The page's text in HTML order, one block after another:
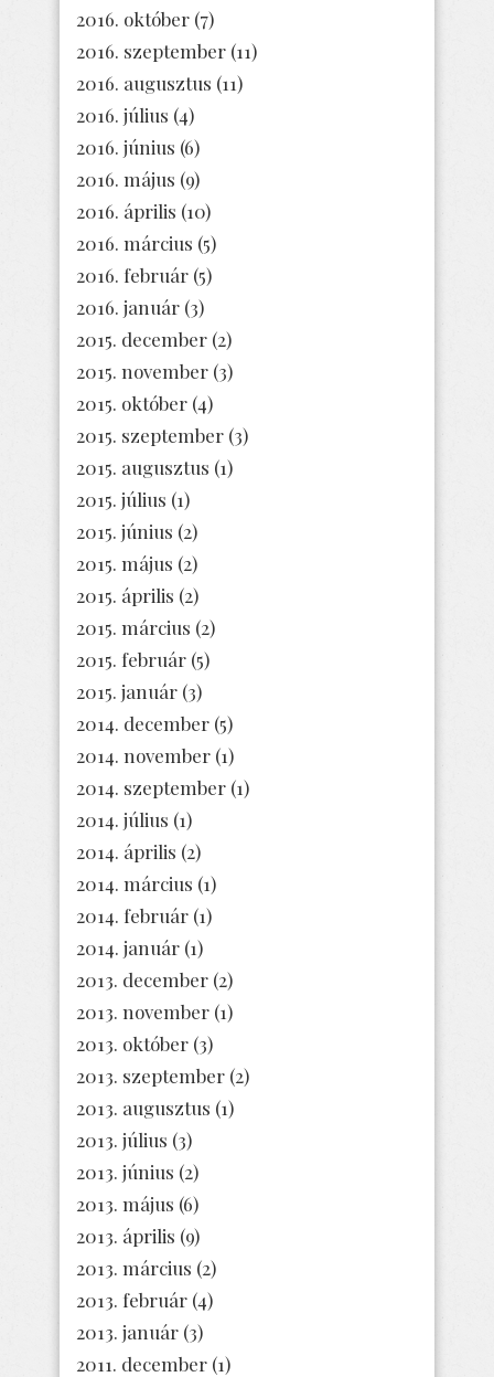
2016. október (7)
2016. szeptember (11)
2016. augusztus (11)
2016. július (4)
2016. június (6)
2016. május (9)
2016. április (10)
2016. március (5)
2016. február (5)
2016. január (3)
2015. december (2)
2015. november (3)
2015. október (4)
2015. szeptember (3)
2015. augusztus (1)
2015. július (1)
2015. június (2)
2015. május (2)
2015. április (2)
2015. március (2)
2015. február (5)
2015. január (3)
2014. december (5)
2014. november (1)
2014. szeptember (1)
2014. július (1)
2014. április (2)
2014. március (1)
2014. február (1)
2014. január (1)
2013. december (2)
2013. november (1)
2013. október (3)
2013. szeptember (2)
2013. augusztus (1)
2013. július (3)
2013. június (2)
2013. május (6)
2013. április (9)
2013. március (2)
2013. február (4)
2013. január (3)
2011. december (1)